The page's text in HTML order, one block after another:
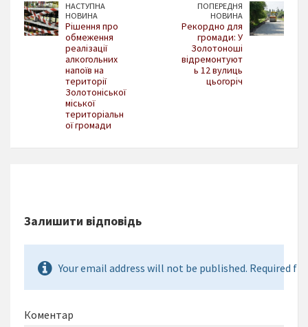
НАСТУПНА
НОВИНА
Рішення про
обмеження
реалізації
алкогольних
напоїв на
території
Золотоніської
міської
територіальн
ої громади
ПОПЕРЕДНЯ
НОВИНА
Рекордно для
громади: У
Золотоноші
відремонтуют
ь 12 вулиць
цьогоріч
Залишити відповідь
Your email address will not be published. Required
Коментар